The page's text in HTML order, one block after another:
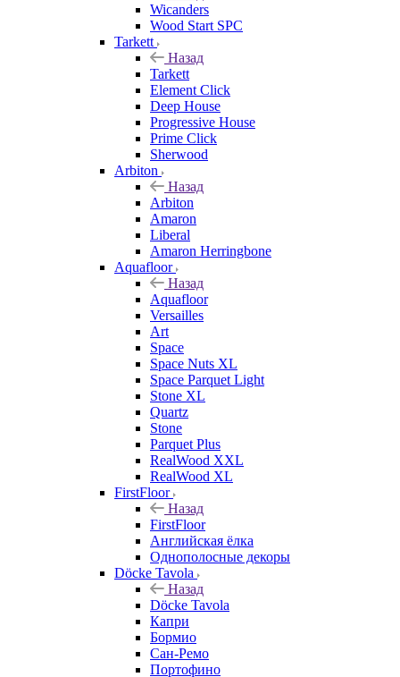
Wicanders
Wood Start SPC
Tarkett
Назад
Tarkett
Element Click
Deep House
Progressive House
Prime Click
Sherwood
Arbiton
Назад
Arbiton
Amaron
Liberal
Amaron Herringbone
Aquafloor
Назад
Aquafloor
Versailles
Art
Space
Space Nuts XL
Space Parquet Light
Stone XL
Quartz
Stone
Parquet Plus
RealWood XXL
RealWood XL
FirstFloor
Назад
FirstFloor
Английская ёлка
Однополосные декоры
Döcke Tavola
Назад
Döcke Tavola
Капри
Бормио
Сан-Ремо
Портофино